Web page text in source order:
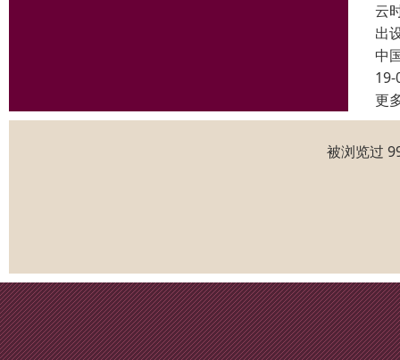
云
出
中
19-
更
被浏览过